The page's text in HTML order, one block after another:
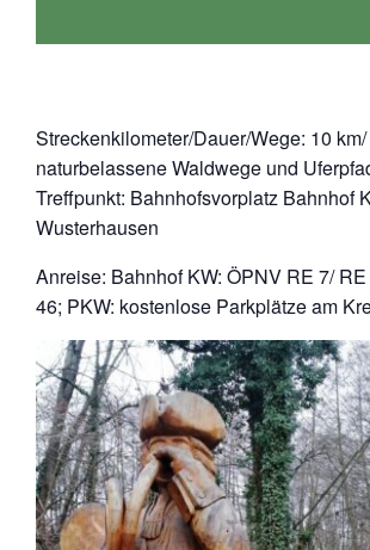
Streckenkilometer/Dauer/Wege: 10
naturbelassene Waldwege und
Treffpunkt: Bahnhofsvorplatz Bahnhof
Wusterhausen
Anreise: Bahnhof KW: ÖPNV RE 7/
46; PKW: kostenlose Parkplätze am